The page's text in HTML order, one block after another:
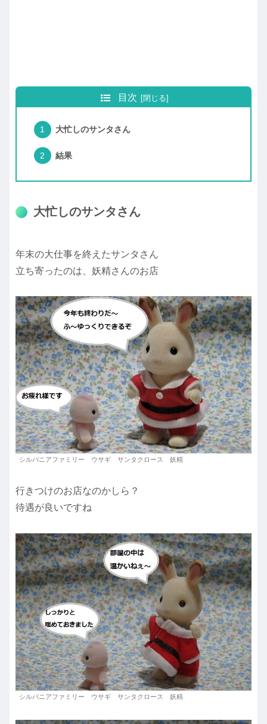
目次
大忙しのサンタさん
結果
大忙しのサンタさん
年末の大仕事を終えたサンタさん
立ち寄ったのは、妖精さんのお店
シルバニアファミリー ウサギ サンタクロース 妖精
行きつけのお店なのかしら？
待遇が良いですね
シルバニアファミリー ウサギ サンタクロース 妖精